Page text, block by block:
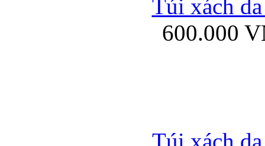
Ốp lưng
Túi xách
600.000